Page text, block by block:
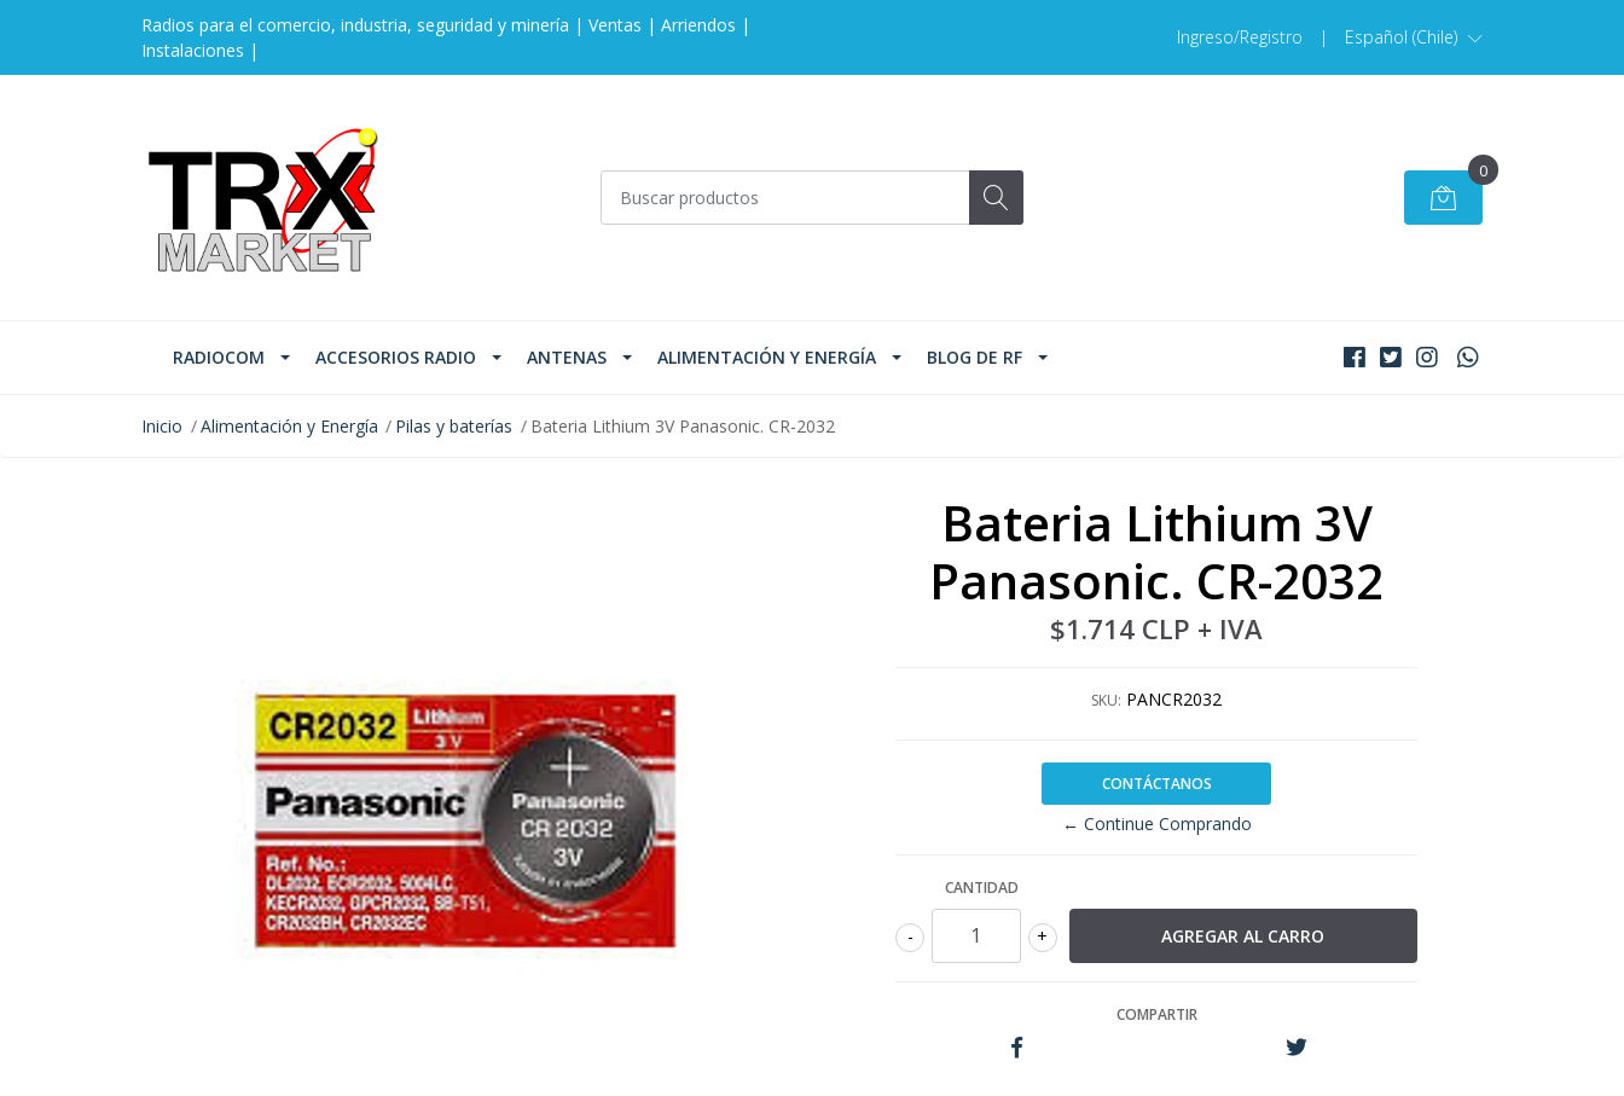
Radios para el comercio, industria, seguridad y minería | Ventas | Arriendos |
Instalaciones |
Ingreso/Registro | Español (Chile)
0
RADIOCOM ACCESORIOS RADIO ANTENAS ALIMENTACIÓN Y ENERGÍA BLOG DE RF
Inicio Alimentación y Energía Pilas y baterías Bateria Lithium 3V Panasonic. CR-2032
Bateria Lithium 3V
Panasonic. CR-2032
$1.714 CLP + IVA
SKU: PANCR2032
CONTÁCTANOS
← Continue Comprando
CANTIDAD
+
-
COMPARTIR